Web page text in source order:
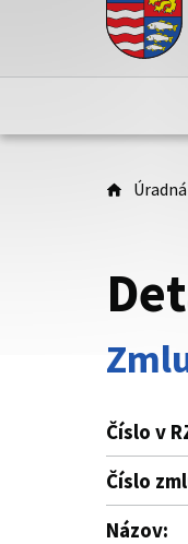
Toto je
Číslo v
Číslo
Názov: